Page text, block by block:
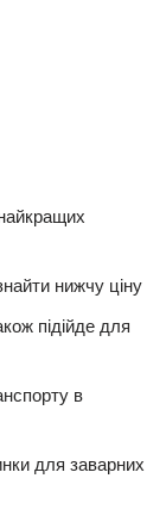
нижчу ціну
підійде для
в
для заварних